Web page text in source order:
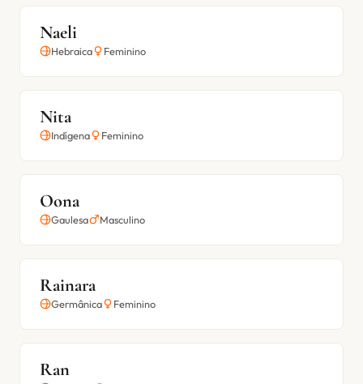
Naeli
Hebraica Feminino
Nita
Indígena Feminino
Oona
Gaulesa Masculino
Rainara
Germânica Feminino
Ran